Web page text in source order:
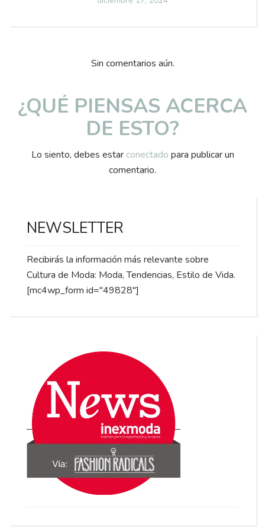
Sin comentarios aún.
¿QUÉ PIENSAS ACERCA
DE ESTO?
Lo siento, debes estar conectado para publicar un
comentario.
NEWSLETTER
Recibirás la información más relevante sobre
Cultura de Moda: Moda, Tendencias, Estilo de Vida.
[mc4wp_form id="49828"]